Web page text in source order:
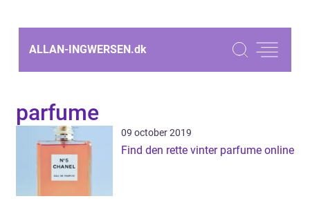
ALLAN-INGWERSEN.dk
parfume
09 october 2019
Find den rette vinter parfume online